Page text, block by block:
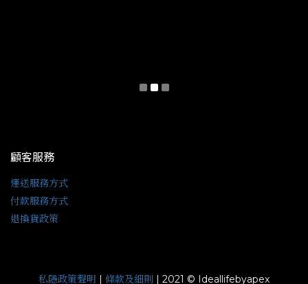
顧客服務
運送服務方式
付款服務方式
退換貨政策
私隱政策聲明 | 條款及細則 | 2021 © Ideallifebyapex